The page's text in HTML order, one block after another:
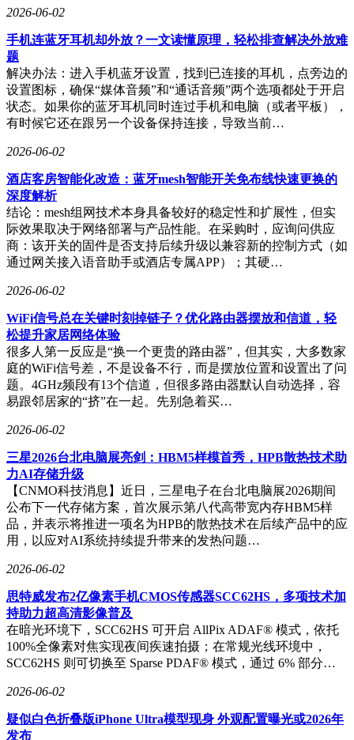
2026-06-02
手机连蓝牙耳机却外放？一文读懂原理，轻松排查解决外放难
题
解决办法：进入手机蓝牙设置，找到已连接的耳机，点旁边的
设置图标，确保“媒体音频”和“通话音频”两个选项都处于开启
状态。如果你的蓝牙耳机同时连过手机和电脑（或者平板），
有时候它还在跟另一个设备保持连接，导致当前…
2026-06-02
酒店客房智能化改造：蓝牙mesh智能开关免布线快速更换的
深度解析
结论：mesh组网技术本身具备较好的稳定性和扩展性，但实
际效果取决于网络部署与产品性能。在采购时，应询问供应
商：该开关的固件是否支持后续升级以兼容新的控制方式（如
通过网关接入语音助手或酒店专属APP）；其硬…
2026-06-02
WiFi信号总在关键时刻掉链子？优化路由器摆放和信道，轻
松提升家居网络体验
很多人第一反应是“换一个更贵的路由器”，但其实，大多数家
庭的WiFi信号差，不是设备不行，而是摆放位置和设置出了问
题。4GHz频段有13个信道，但很多路由器默认自动选择，容
易跟邻居家的“挤”在一起。先别急着买…
2026-06-02
三星2026台北电脑展亮剑：HBM5样模首秀，HPB散热技术助
力AI存储升级
【CNMO科技消息】近日，三星电子在台北电脑展2026期间
公布下一代存储方案，首次展示第八代高带宽内存HBM5样
品，并表示将推进一项名为HPB的散热技术在后续产品中的应
用，以应对AI系统持续提升带来的发热问题…
2026-06-02
思特威发布2亿像素手机CMOS传感器SCC62HS，多项技术加
持助力超高清影像普及
在暗光环境下，SCC62HS 可开启 AllPix ADAF® 模式，依托
100%全像素对焦实现夜间疾速拍摄；在常规光线环境中，
SCC62HS 则可切换至 Sparse PDAF® 模式，通过 6% 部分…
2026-06-02
疑似白色折叠版iPhone Ultra模型现身 外观配置曝光或2026年
发布